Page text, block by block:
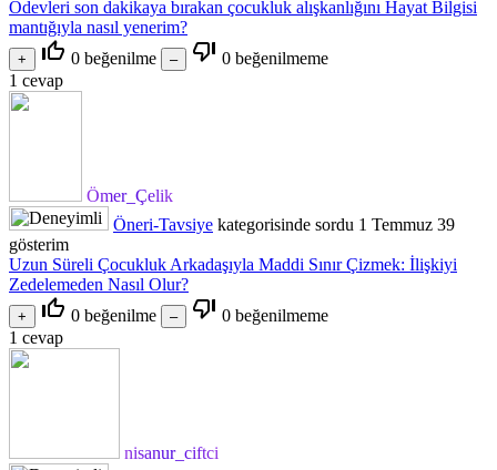
Ödevleri son dakikaya bırakan çocukluk alışkanlığını Hayat Bilgisi
mantığıyla nasıl yenerim?
thumb_up_off_alt 0 beğenilme thumb_down_off_alt 0 beğenilmeme
1 cevap
Ömer_Çelik
Öneri-Tavsiye kategorisinde sordu 1 Temmuz 39
gösterim
Uzun Süreli Çocukluk Arkadaşıyla Maddi Sınır Çizmek: İlişkiyi
Zedelemeden Nasıl Olur?
thumb_up_off_alt 0 beğenilme thumb_down_off_alt 0 beğenilmeme
1 cevap
nisanur_ciftci